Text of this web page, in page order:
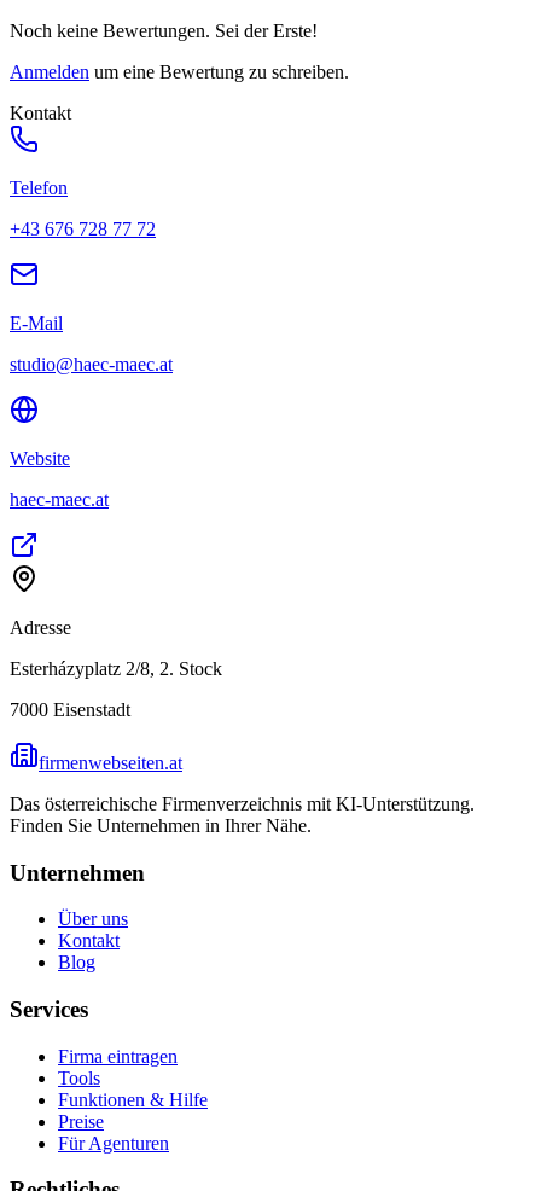
Noch keine Bewertungen. Sei der Erste!
Anmelden um eine Bewertung zu schreiben.
Kontakt
Telefon
+43 676 728 77 72
E-Mail
studio@haec-maec.at
Website
haec-maec.at
Adresse
Esterházyplatz 2/8, 2. Stock
7000 Eisenstadt
firmenwebseiten.at
Das österreichische Firmenverzeichnis mit KI-Unterstützung.
Finden Sie Unternehmen in Ihrer Nähe.
Unternehmen
Über uns
Kontakt
Blog
Services
Firma eintragen
Tools
Funktionen & Hilfe
Preise
Für Agenturen